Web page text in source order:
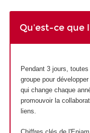
Qu'est-ce que
Pendant 3 jours,
groupe pour
qui change chaque
promouvoir la
liens.